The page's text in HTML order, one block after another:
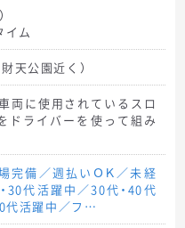
イム
天公園近く）
両に使用されているスロ
ドライバーを使って組み
完備／週払いＯＫ／未経
30代活躍中／30代・40代
代活躍中／フ…